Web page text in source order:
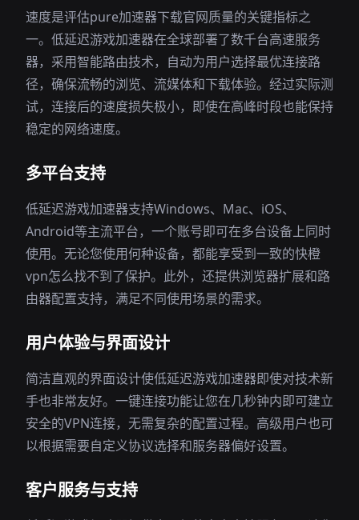
速度是评估pure加速器下载官网质量的关键指标之
一。低延迟游戏加速器在全球部署了数千台高速服务
器，采用智能路由技术，自动为用户选择最优连接路
径，确保流畅的浏览、流媒体和下载体验。经过实际测
试，连接后的速度损失极小，即使在高峰时段也能保持
稳定的网络速度。
多平台支持
低延迟游戏加速器支持Windows、Mac、iOS、
Android等主流平台，一个账号即可在多台设备上同时
使用。无论您使用何种设备，都能享受到一致的快橙
vpn怎么找不到了保护。此外，还提供浏览器扩展和路
由器配置支持，满足不同使用场景的需求。
用户体验与界面设计
简洁直观的界面设计使低延迟游戏加速器即使对技术新
手也非常友好。一键连接功能让您在几秒钟内即可建立
安全的VPN连接，无需复杂的配置过程。高级用户也可
以根据需要自定义协议选择和服务器偏好设置。
客户服务与支持